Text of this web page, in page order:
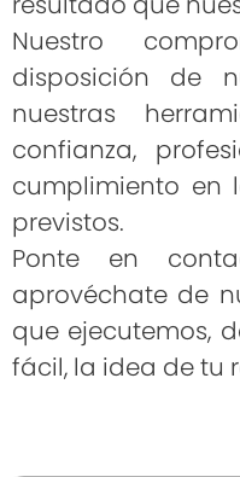
Nuestro
disposición de
nuestras
confianza,
cumplimiento en
previstos.
Ponte en
aprovéchate de
que ejecutemos,
fácil, la idea de tu